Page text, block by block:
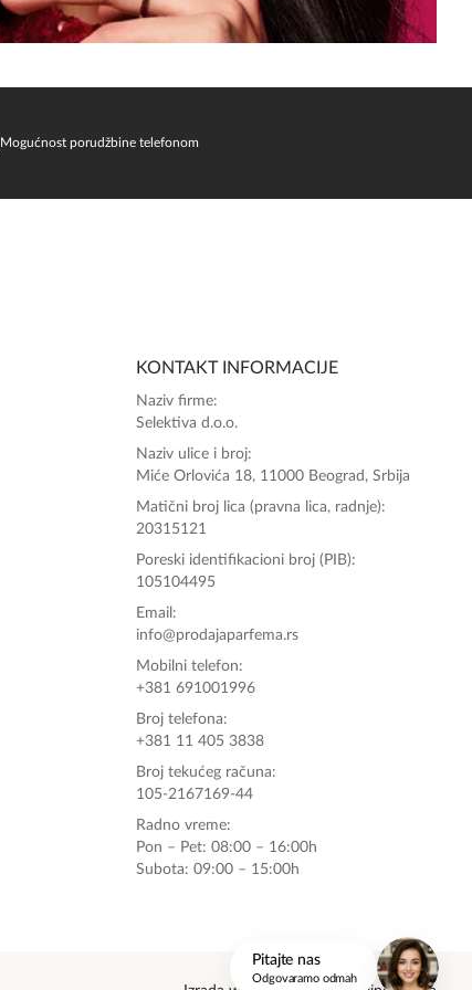
Mogućnost porudžbine telefonom
KONTAKT INFORMACIJE
Naziv firme:
Selektiva d.o.o.
Naziv ulice i broj:
Miće Orlovića 18, 11000 Beograd, Srbija
Matični broj lica (pravna lica, radnje):
20315121
Poreski identifikacioni broj (PIB):
105104495
Email:
info@prodajaparfema.rs
Mobilni telefon:
+381 691001996
Broj telefona:
+381 11 405 3838
Broj tekućeg računa:
105-2167169-44
Radno vreme:
Pon – Pet: 08:00 – 16:00h
Subota: 09:00 – 15:00h
Pitajte nas
Odgovaramo odmah
Zdravo, tu sam da Vam pomognem da
poručite svoj omiljeni parfem danas ali i za